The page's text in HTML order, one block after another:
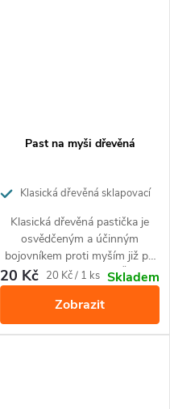
Past na myši dřevěná
Klasická dřevěná sklapovací
republice
Klasická dřevěná pastička je
osvědčeným a účinným
bojovníkem proti myším již po
desetiletí. Vyrobena v České
republice.
20 Kč Měrná
20 Kč / 1 ks Skladem
Zobrazit